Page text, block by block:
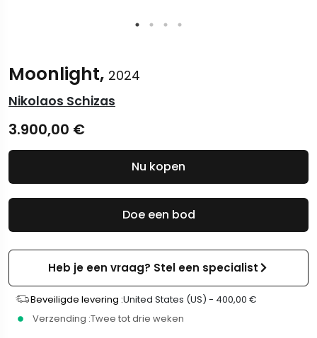
Moonlight, 2024
Nikolaos Schizas
3.900,00 €
Doe een bod
Heb je een vraag? Stel een specialist
Beveiligde levering :United States (US) - 400,00 €
Verzending :Twee tot drie weken
Nu kopen